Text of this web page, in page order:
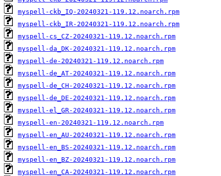
myspell-ckb_IQ-20240321-119.12.noarch.rpm
myspell-ckb_IR-20240321-119.12.noarch.rpm
myspell-cs_CZ-20240321-119.12.noarch.rpm
myspell-da_DK-20240321-119.12.noarch.rpm
myspell-de-20240321-119.12.noarch.rpm
myspell-de_AT-20240321-119.12.noarch.rpm
myspell-de_CH-20240321-119.12.noarch.rpm
myspell-de_DE-20240321-119.12.noarch.rpm
myspell-el_GR-20240321-119.12.noarch.rpm
myspell-en-20240321-119.12.noarch.rpm
myspell-en_AU-20240321-119.12.noarch.rpm
myspell-en_BS-20240321-119.12.noarch.rpm
myspell-en_BZ-20240321-119.12.noarch.rpm
myspell-en_CA-20240321-119.12.noarch.rpm